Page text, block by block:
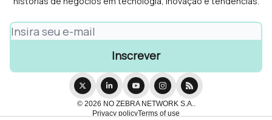
© 2026 NO ZEBRA NETWORK S.A..
Privacy policyTerms of use